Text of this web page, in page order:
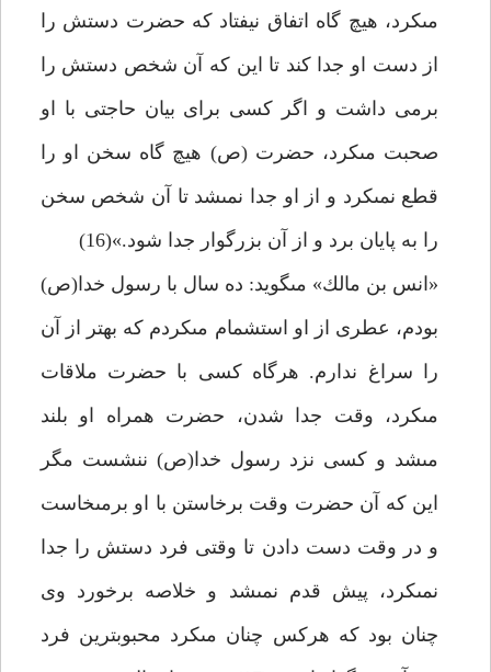
مى‏كرد، هيچ گاه اتفاق نيفتاد كه حضرت دستش را
از دست او جدا كند تا اين كه آن شخص دستش را
برمى داشت و اگر كسى براى بيان حاجتى با او
صحبت مى‏كرد، حضرت (ص) هيچ گاه سخن او را
قطع نمى‏كرد و از او جدا نمى‏شد تا آن شخص سخن
را به پايان برد و از آن بزرگوار جدا شود.»(16)
«انس بن مالك» مى‏گويد: ده سال با رسول خدا(ص)
بودم، عطرى از او استشمام مى‏كردم كه بهتر از آن
را سراغ ندارم. هرگاه كسى با حضرت ملاقات
مى‏كرد، وقت جدا شدن، حضرت همراه او بلند
مى‏شد و كسى نزد رسول خدا(ص) ننشست مگر
اين كه آن حضرت وقت برخاستن با او برمى‏خاست
و در وقت دست دادن تا وقتى فرد دستش را جدا
نمى‏كرد، پيش قدم نمى‏شد و خلاصه برخورد وى
چنان بود كه هركس چنان مى‏كرد محبوب‏ترين فرد